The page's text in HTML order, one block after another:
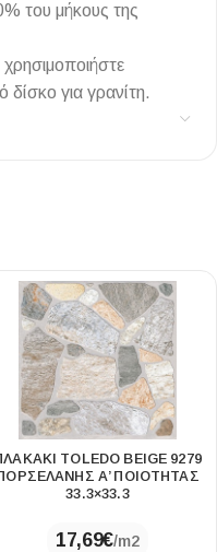
του μήκους της
δίσκο για γρανίτη.
TOLEDO BEIGE 9279
Α’ ΠΟΙΟΤΗΤΑΣ
33.3×33.3
17,69€/m2